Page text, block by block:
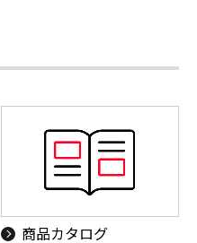
商品カタログ